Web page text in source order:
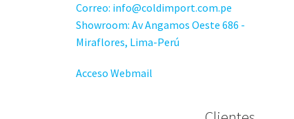
Correo: info@coldimport.com.pe
Showroom: Av Angamos Oeste 686 -
Miraflores, Lima-Perú
Acceso Webmail